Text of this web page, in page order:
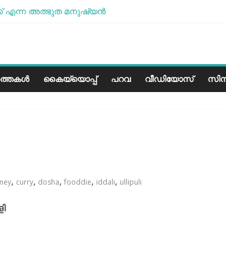
എന്ന അത്ഭുത മനുഷ്യന്‍
മിഠായികള്‍
കൈയ്യൊപ്പ് പറവ വീഡിയോസ്
, curry, dosha, fooddie, iddali, ullipuli